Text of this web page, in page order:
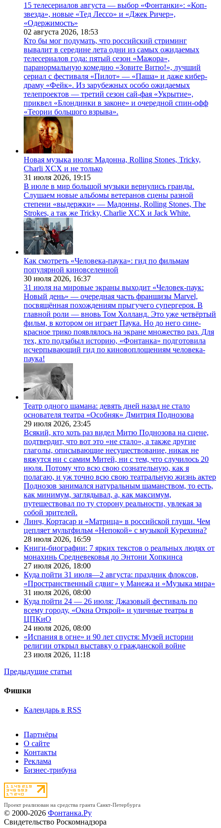
15 телесериалов августа — выбор «Фонтанки»: «Коп-
звезда», новые «Тед Лессо» и «Джек Ричер»,
«Одержимость»
02 августа 2026, 18:53
Кто бы мог подумать, что российский стриминг
вывалит в середине лета одни из самых ожидаемых
телесериалов года: пятый сезон «Мажора»,
паранормальную комедию «Зовите Витю!», лучший
сериал с фестиваля «Пилот» — «Паша» и даже кибер-
драму «Фейк». Из зарубежных особо ожидаемых
телепроектов — третий сезон сай-фая «Укрытие»,
приквел «Блондинки в законе» и очередной спин-офф
«Теории большого взрыва».
Новая музыка июля: Мадонна, Rolling Stones, Tricky,
Charli XCX и не только
31 июля 2026, 19:15
В июле в мир большой музыки вернулись гранды.
Слушаем новые альбомы ветеранов сцены разной
степени «выдержки» — Мадонны, Rolling Stones, The
Strokes, а так же Tricky, Charlie XCX и Jack White.
Как смотреть «Человека-паука»: гид по фильмам
популярной киновселенной
30 июля 2026, 16:37
31 июля на мировые экраны выходит «Человек-паук:
Новый день» — очередная часть франшизы Marvel,
посвящённая похождениям прыгучего супергероя. В
главной роли — вновь Том Холланд. Это уже четвёртый
фильм, в котором он играет Паука. Но до него сине-
красное трико появлялось на экране множество раз. Для
тех, кто подзабыл историю, «Фонтанка» подготовила
исчерпывающий гид по киновоплощениям человека-
паука!
Театр одного шамана: девять дней назад не стало
основателя театра «Особняк» Дмитрия Поднозова
29 июля 2026, 23:45
Всякий, кто хоть раз видел Митю Поднозова на сцене,
подтвердит, что вот это «не стало», а также другие
глаголы, описывающие несуществование, никак не
вяжутся ни с самим Митей, ни с тем, что случилось 20
июля. Потому что всю свою сознательную, как я
полагаю, и уж точно всю свою театральную жизнь актер
Поднозов занимался натуральным шаманством, то есть,
как минимум, заглядывал, а, как максимум,
путешествовал по ту сторону реальности, увлекая за
собой зрителей.
Линч, Кортасар и «Матрица» в российской глуши. Чем
цепляет мультфильм «Непокой» с музыкой Курехина?
28 июля 2026, 16:59
Книги-биографии: 7 ярких текстов о реальных людях от
монахинь Средневековья до Энтони Хопкинса
27 июля 2026, 18:00
Куда пойти 31 июля—2 августа: праздник флоксов,
«Пространственный сдвиг» у Манежа и «Музыка мира»
31 июля 2026, 08:00
Куда пойти 24 — 26 июля: Джазовый фестиваль по
всему городу, «Окна Открой» и уличные театры в
ЦПКиО
24 июля 2026, 08:00
«Испания в огне» и 90 лет спустя: Музей истории
религии открыл выставку о гражданской войне
23 июля 2026, 11:18
Предыдущие статьи
Фишки
Календарь в RSS
Партнёры
О сайте
Контакты
Реклама
Бизнес-трибуна
Проект реализован на средства гранта Санкт-Петербурга
© 2000-2026 Фонтанка.Ру
Свидетельство Роскомнадзора